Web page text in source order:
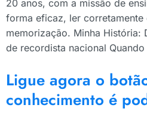
20 anos, com a missão de
forma eficaz, ler corretamente
memorização. Minha História:
de recordista nacional
Ligue agora o
conhecimento é